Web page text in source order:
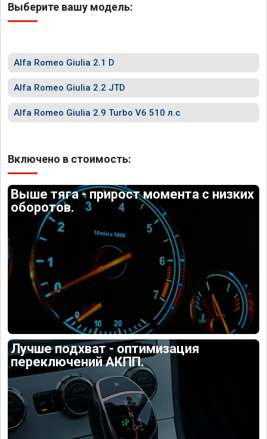
Выберите вашу модель:
Alfa Romeo Giulia 2.1 D
Alfa Romeo Giulia 2.2 JTD
Alfa Romeo Giulia 2.9 Turbo V6 510 л.с
Включено в стоимость:
Выше тяга - прирост момента с низких
оборотов.
Лучше подхват - оптимизация
переключений АКПП.